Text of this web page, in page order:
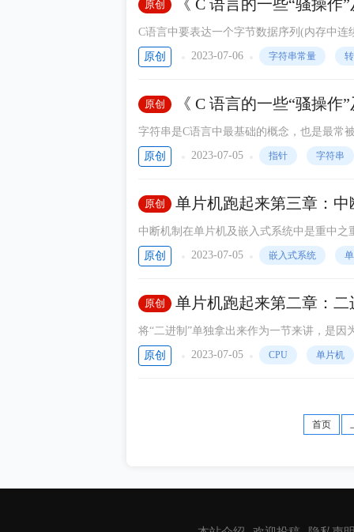
原创 《 C 语言的一些“骚操
C语言中要表达一个字节数据序列(内存中连
ay[10]={0,1,2,3,4,5,6,7,8,9}。其实字符串
用来干这个的。请看如下程序：
原创 2023-07-06 字符串常量
原创 《 C 语言的一些“骚操
字符串是C语言中最基础的概念，也是最常
示到串口助手或调试终端上，作为信息提
原创 2023-07-05 指针 字符串
原创 单片机跑起来第三章：中
中断机制在单片机及嵌入式系统中是重中
码，并非一直顺序地逐条执行，而是可能
发生的具体时间。这就是“中断”最为通俗的
原创 2023-07-05 嵌入式系统
原创 单片机跑起来第二章：二
将“二进制”单独拿出来作为一节来讲，是
识，甚至有一些已经入门、稍有开发经验
原创 2023-07-05 CPU 单片机
首页